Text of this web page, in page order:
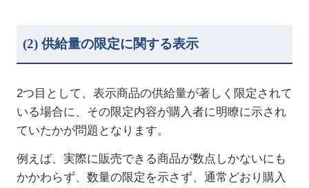
(2) 供給量の限定に関する表示
2つ目として、表示商品の供給量が著しく限定されて
いる場合に、その限定内容が購入者に明瞭に示され
ていたかが問題となります。
例えば、実際に販売できる商品が数点しかないにも
かかわらず、数量の限定を示さず、通常どおり購入